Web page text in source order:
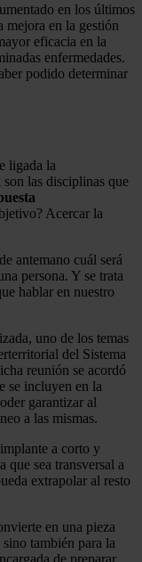
en los últimos
mejora en la gestión
eficacia en la
enfermedades.
podido determinar
ligada la
las disciplinas que
Acercar la
antemano cuál será
persona. Y se trata
hablar en nuestro
uno de los temas
del Sistema
reunión se acordó
se incluyen en la
garantizar al
a las mismas.
a corto y
que sea transversal a
extrapolar al resto
en una pieza
también para la
de preparar